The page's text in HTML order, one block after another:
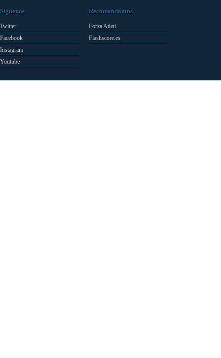
Síguenos
Twitter
Facebook
Instagram
Youtube
Recomendamos
Forza Atleti
Flashscore.es